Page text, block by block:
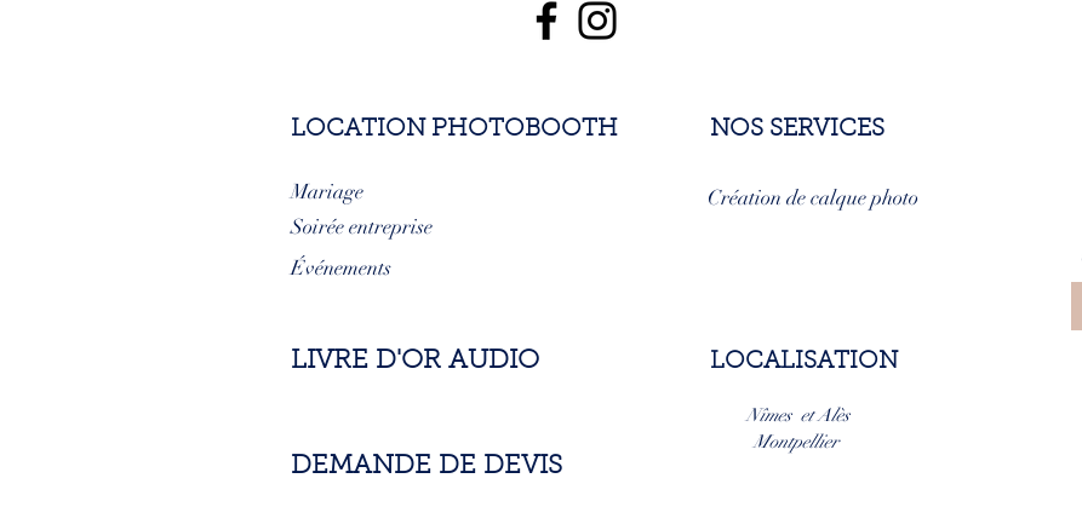
LOCATION PHOTOBOOTH
Mariage
Soirée entreprise
NOS SERVICES
Création de calque photo
Événements
LIVRE D'OR AUDIO
DEMANDE DE DEVIS
LOCALISATION
Nîmes et Alès
Montpellier